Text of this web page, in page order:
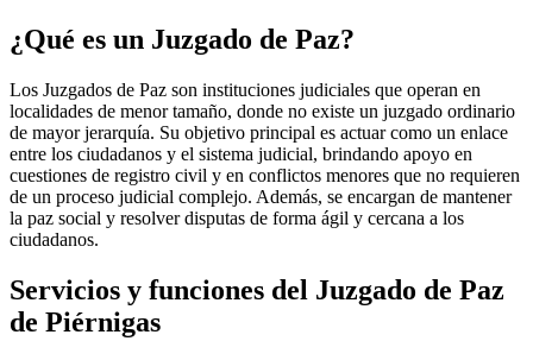
¿Qué es un Juzgado de Paz?
Los Juzgados de Paz son instituciones judiciales que operan en
localidades de menor tamaño, donde no existe un juzgado ordinario
de mayor jerarquía. Su objetivo principal es actuar como un enlace
entre los ciudadanos y el sistema judicial, brindando apoyo en
cuestiones de registro civil y en conflictos menores que no requieren
de un proceso judicial complejo. Además, se encargan de mantener
la paz social y resolver disputas de forma ágil y cercana a los
ciudadanos.
Servicios y funciones del Juzgado de Paz
de Piérnigas